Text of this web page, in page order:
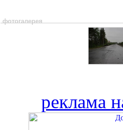
фотогалерея
реклама